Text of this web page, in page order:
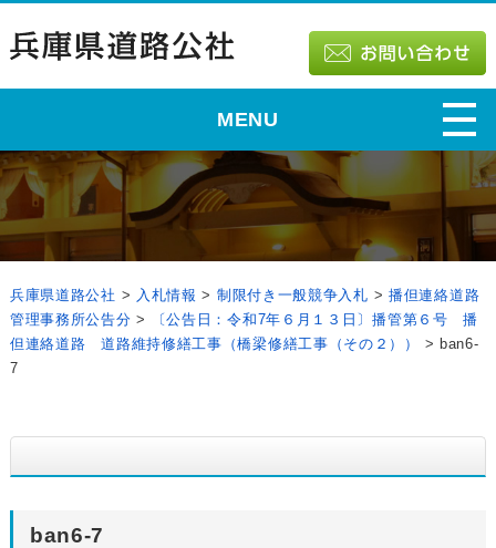
MENU
兵庫県道路公社 > 入札情報 > 制限付き一般競争入札 > 播但連絡道路
管理事務所公告分 >
〔公告日：令和7年６月１３日〕播管第６号 播
但連絡道路 道路維持修繕工事（橋梁修繕工事（その２））
> ban6-
7
ban6-7